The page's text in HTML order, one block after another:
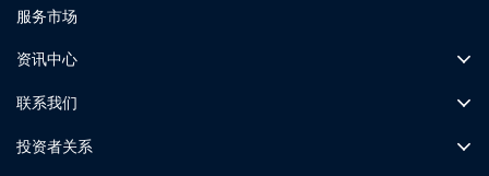
服务市场
资讯中心
联系我们
投资者关系